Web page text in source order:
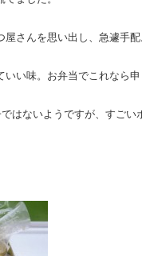
屋さんを思い出し、急遽手
い味。お弁当でこれなら
はないようですが、すご